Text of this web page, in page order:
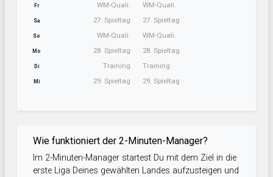
Fr WM-Quali.
Sa 27. Spieltag
So WM-Quali.
Mo 28. Spieltag
Di Training
Mi 29. Spieltag
WM-Quali.
27. Spieltag
WM-Quali.
28. Spieltag
Training
29. Spieltag
Wie funktioniert der 2-Minuten-Manager?
Im 2-Minuten-Manager startest Du mit dem Ziel in die
erste Liga Deines gewählten Landes aufzusteigen und